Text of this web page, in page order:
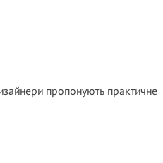
пропонують практичне